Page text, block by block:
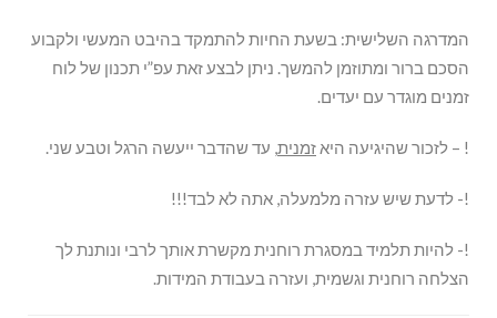
המדרגה השלישית: בשעת החיות להתמקד בהיבט המעשי ולקבוע
הסכם ברור ומתוזמן להמשך. ניתן לבצע זאת עפ”י תכנון של לוח
זמנים מוגדר עם יעדים.
! – לזכור שהיגיעה היאזמנית, עד שהדבר ייעשה הרגל וטבע שני.
!- לדעת שיש עזרה מלמעלה, אתה לא לבד!!!
!- להיות תלמיד במסגרת רוחנית מקשרת אותך לרבי ונותנת לך
הצלחה רוחנית וגשמית, ועזרה בעבודת המידות.